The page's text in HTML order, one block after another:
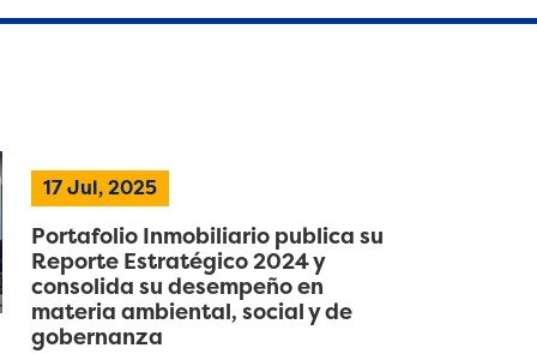
17 Jul, 2025
Portafolio Inmobiliario publica su
Reporte Estratégico 2024 y
consolida su desempeño en
materia ambiental, social y de
gobernanza